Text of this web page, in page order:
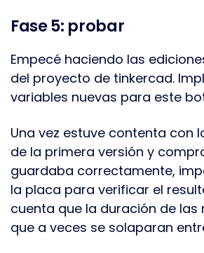
Fase 5: probar
Empecé haciendo las
del proyecto de tinkercad.
variables nuevas para este
Una vez estuve contenta con
de la primera versión y
guardaba correctamente,
la placa para verificar el
cuenta que la duración de las
que a veces se solaparan